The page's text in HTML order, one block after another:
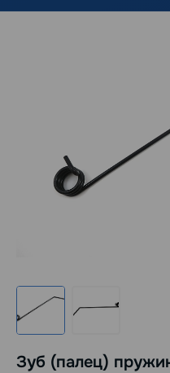
Зуб (палец)